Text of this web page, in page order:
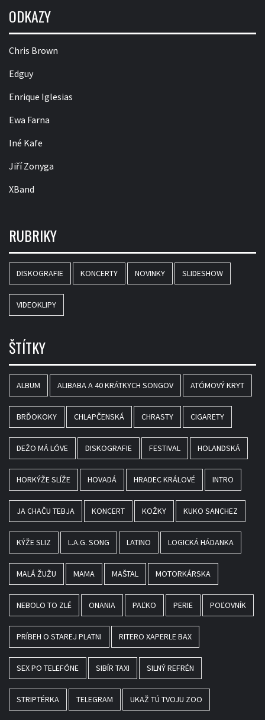
ODKAZY
Chris Brown
Edguy
Enrique Iglesias
Ewa Farna
Iné Kafe
Jiří Zonyga
XBand
RUBRIKY
DISKOGRAFIE KONCERTY NOVINKY SLIDESHOW
VIDEOKLIPY
ŠTÍTKY
ALBUM ALIBABA A 40 KRÁTKYCH SONGOV ATÓMOVÝ KRYT
BRĎOKOKY CHLAPČENSKÁ CHRASTY CIGARETY
DEŽO MÁ LÓVE DISKOGRAFIE FESTIVAL HOLANDSKÁ
HORKÝŽE SLÍŽE HOVADÁ HRADEC KRÁLOVÉ INTRO
JA CHAČU TEBJA KONCERT KOŽKY KUKO SANCHEZ
KÝŽE SLIZ L.A.G. SONG LATINO LOGICKÁ HÁDANKA
MALÁ ŽUŽU MAMA MAŠTAL MOTORKÁRSKA
NEBOLO TO ZLÉ ONANIA PAĽKO PERIE POĽOVNÍK
PRÍBEH O STAREJ PLATNI RITERO XAPERLE BAX
SEX PO TELEFÓNE SIBÍR TAXI SILNÝ REFRÉN
STRIPTÉRKA TELEGRAM UKAŽ TÚ TVOJU ZOO